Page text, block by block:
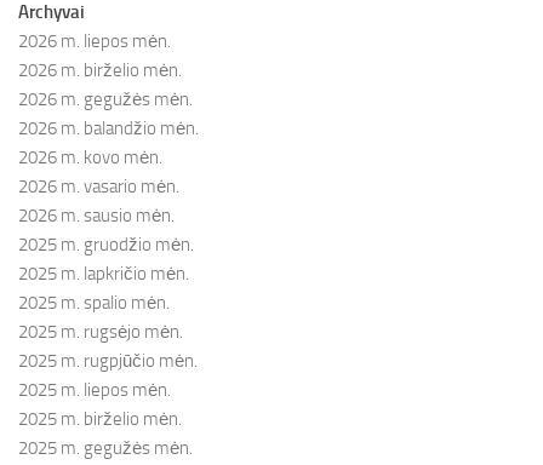
Archyvai
2026 m. liepos mėn.
2026 m. birželio mėn.
2026 m. gegužės mėn.
2026 m. balandžio mėn.
2026 m. kovo mėn.
2026 m. vasario mėn.
2026 m. sausio mėn.
2025 m. gruodžio mėn.
2025 m. lapkričio mėn.
2025 m. spalio mėn.
2025 m. rugsėjo mėn.
2025 m. rugpjūčio mėn.
2025 m. liepos mėn.
2025 m. birželio mėn.
2025 m. gegužės mėn.